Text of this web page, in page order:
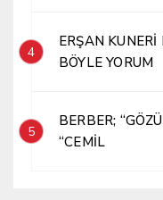
4
ERŞAN KUNERİ
BÖYLE YORUM
5
BERBER; “GÖZÜN AYDIN ESTETİKÇİ
“CEMİL